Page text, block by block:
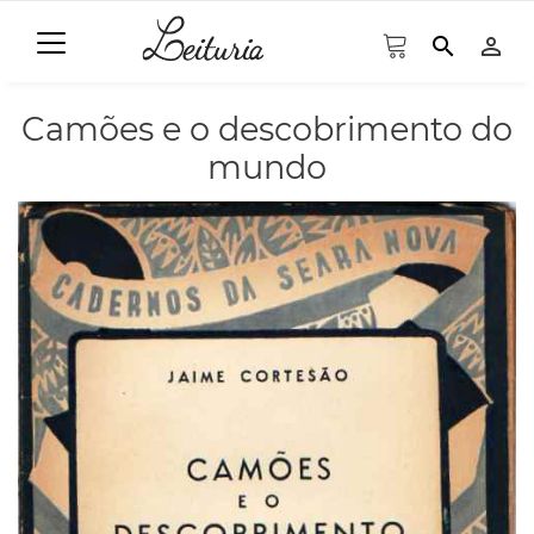
search person_outline
Camões e o descobrimento do
mundo